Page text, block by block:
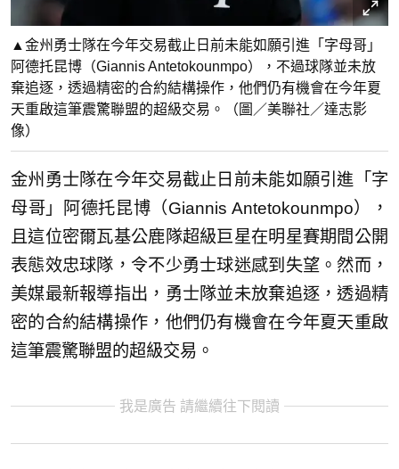
▲金州勇士隊在今年交易截止日前未能如願引進「字母哥」
阿德托昆博（Giannis Antetokounmpo），不過球隊並未放
棄追逐，透過精密的合約結構操作，他們仍有機會在今年夏
天重啟這筆震驚聯盟的超級交易。（圖／美聯社／達志影
像）
金州勇士隊在今年交易截止日前未能如願引進「字
母哥」阿德托昆博（Giannis Antetokounmpo），
且這位密爾瓦基公鹿隊超級巨星在明星賽期間公開
表態效忠球隊，令不少勇士球迷感到失望。然而，
美媒最新報導指出，勇士隊並未放棄追逐，透過精
密的合約結構操作，他們仍有機會在今年夏天重啟
這筆震驚聯盟的超級交易。
我是廣告 請繼續往下閱讀